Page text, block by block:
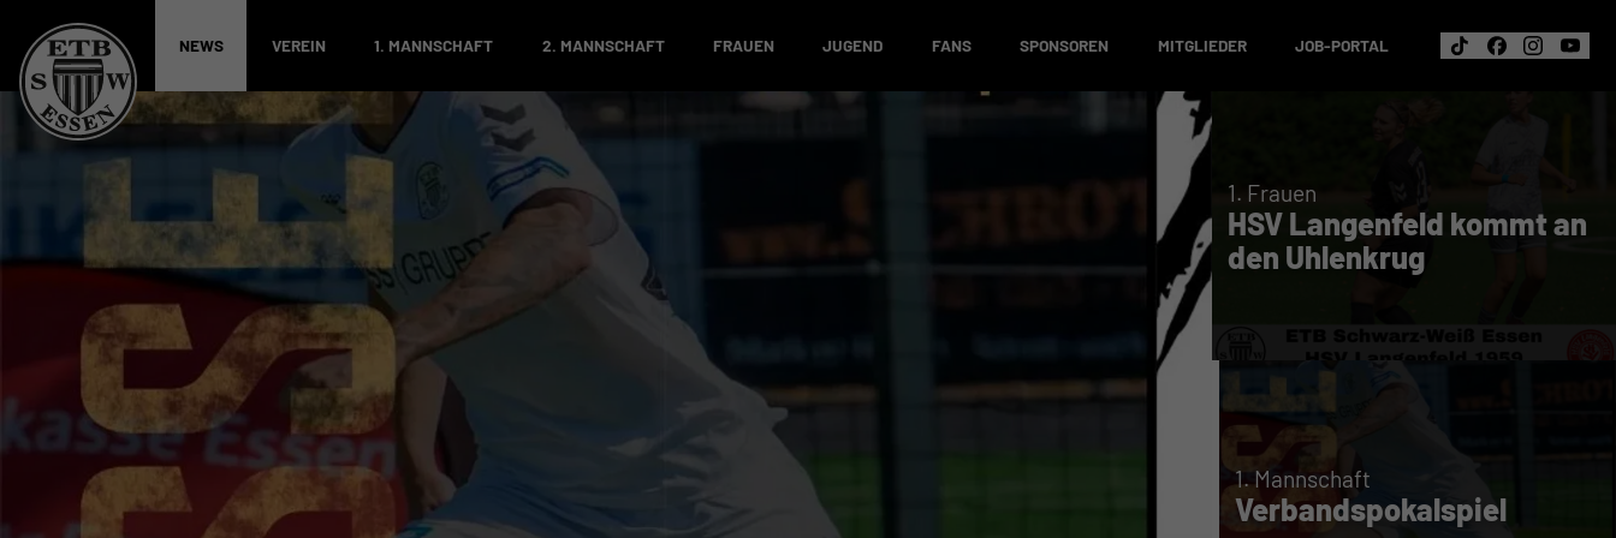
NEWS VEREIN 1. MANNSCHAFT 2. MANNSCHAFT FRAUEN JUGEND FANS SPONSOREN MITGLIEDER JOB-PORTAL
1. Frauen
HSV Langenfeld kommt an
den Uhlenkrug
1. Mannschaft
Verbandspokalspiel